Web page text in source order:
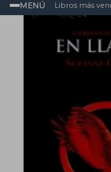
MENÚ Libros más